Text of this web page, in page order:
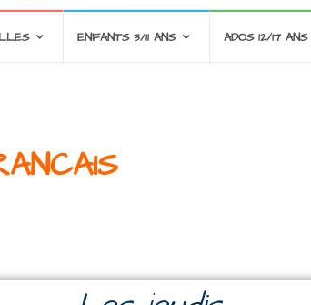
ENFANTS 3/11 ANS ADOS 12/17 ANS